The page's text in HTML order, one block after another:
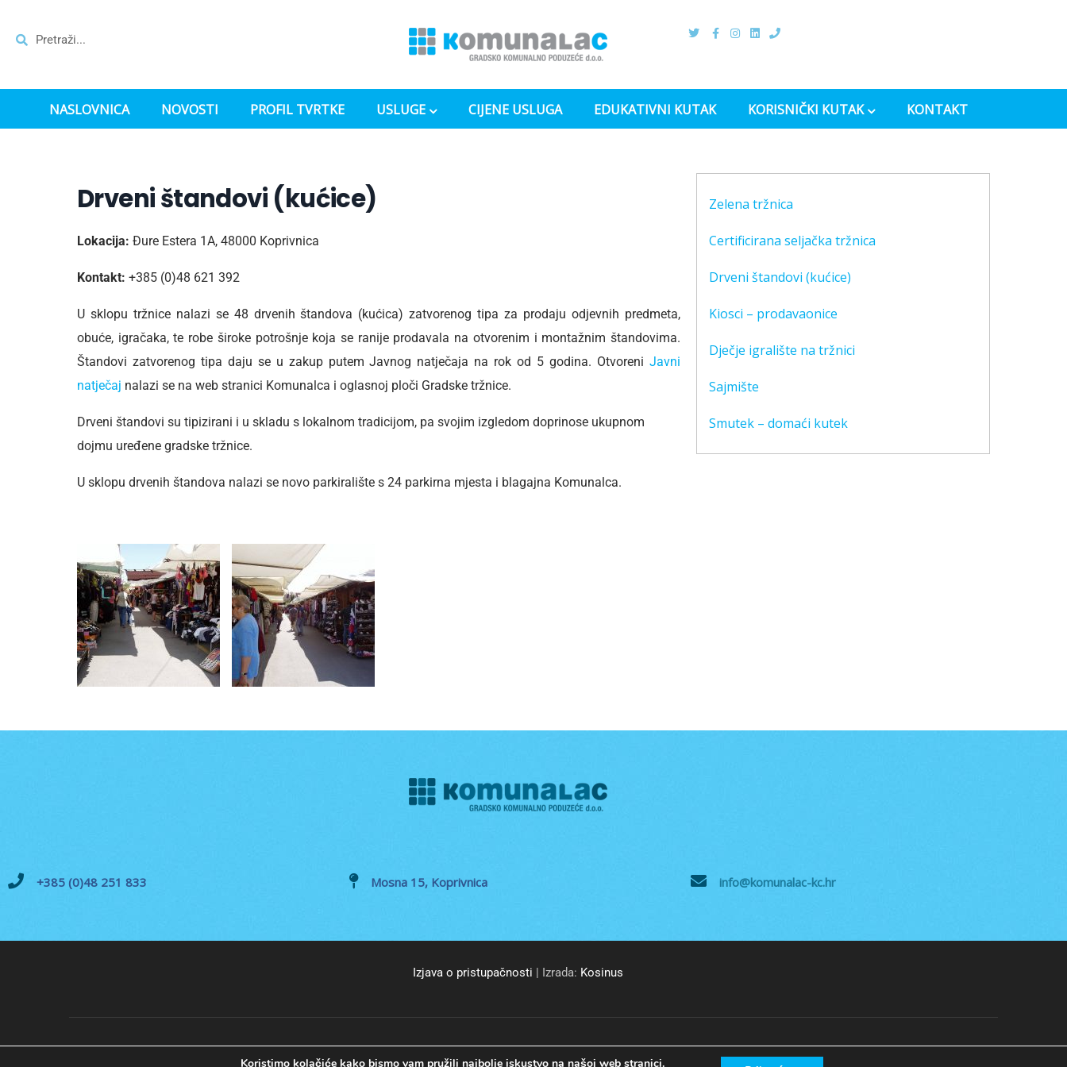
NASLOVNICA NOVOSTI PROFIL TVRTKE USLUGE CIJENE USLUGA EDUKATIVNI KUTAK KORISNIČKI KUTAK KONTAKT
Drveni štandovi (kućice)
Lokacija: Đure Estera 1A, 48000 Koprivnica
Kontakt: +385 (0)48 621 392
U sklopu tržnice nalazi se 48 drvenih štandova (kućica) zatvorenog tipa za prodaju odjevnih predmeta,
obuće, igračaka, te robe široke potrošnje koja se ranije prodavala na otvorenim i montažnim štandovima.
Štandovi zatvorenog tipa daju se u zakup putem Javnog natječaja na rok od 5 godina. Otvoreni Javni
natječaj nalazi se na web stranici Komunalca i oglasnoj ploči Gradske tržnice.
Drveni štandovi su tipizirani i u skladu s lokalnom tradicijom, pa svojim izgledom doprinose ukupnom
dojmu uređene gradske tržnice.
U sklopu drvenih štandova nalazi se novo parkiralište s 24 parkirna mjesta i blagajna Komunalca.
Zelena tržnica
Certificirana seljačka tržnica
Drveni štandovi (kućice)
Kiosci – prodavaonice
Dječje igralište na tržnici
Sajmište
Smutek – domaći kutek
+385 (0)48 251 833 Mosna 15, Koprivnica info@komunalac-kc.hr
Izjava o pristupačnosti | Izrada: Kosinus
© GKP Komunalac Koprivnica d.o.o. Sva prava pridržana.
Koristimo kolačiće kako bismo vam pružili najbolje iskustvo na našoj web stranici.